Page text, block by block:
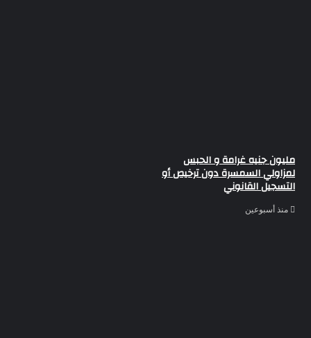
مليون جنيه غرامة و الحبس
لمزاولي السمسرة دون ترخيص أو
التسجيل القانوني
منذ أسبوعين